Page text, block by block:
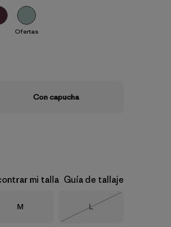
Ofertas
Con capucha
mi talla Guía de tallaje
Talla
M Talla
L